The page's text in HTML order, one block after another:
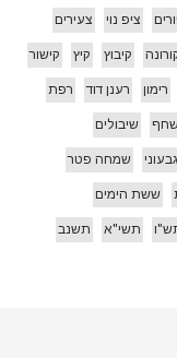
ציפ נוי צעירים
קיבוץ קיץ קישור
רימון רענן דוד רפת
שיבולים
שמחה פטר
ששת הימים
תשי"א תשנב